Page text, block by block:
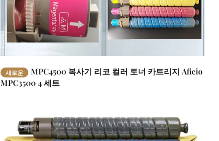
새로운
MPC4500 복사기 리코 컬러 토너 카트리지 Aficio
MPC3500 4 세트